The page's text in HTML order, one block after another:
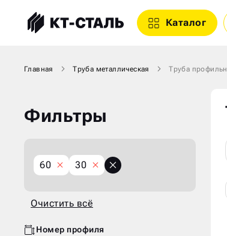
Каталог
Главная Труба металлическая Труба
Фильтры
60 X 30 X
Очистить
Очистить всё
Номер профиля